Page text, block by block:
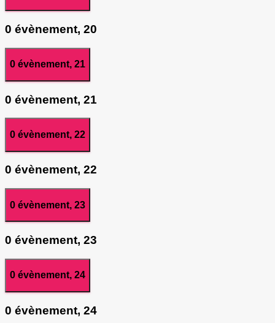
0 évènement, 20
0 évènement, 21
0 évènement, 21
0 évènement, 22
0 évènement, 22
0 évènement, 23
0 évènement, 23
0 évènement, 24
0 évènement, 24